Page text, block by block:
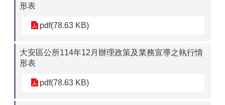
形表
pdf(78.63 KB)
大安區公所114年12月辦理政策及業務宣導之執行情
形表
pdf(78.63 KB)